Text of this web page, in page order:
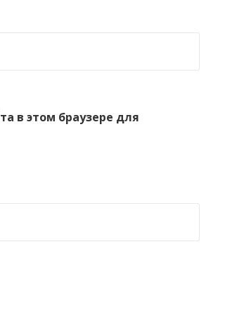
в этом браузере для